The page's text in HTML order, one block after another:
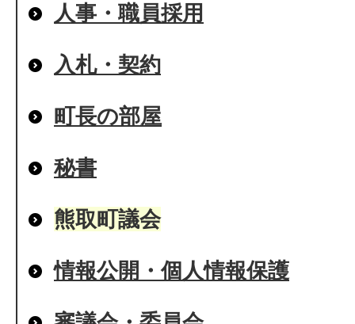
人事・職員採用
入札・契約
町長の部屋
秘書
熊取町議会
情報公開・個人情報保護